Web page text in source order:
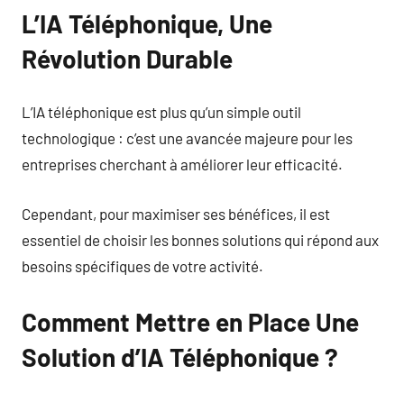
L’IA Téléphonique, Une
Révolution Durable
L’IA téléphonique est plus qu’un simple outil
technologique : c’est une avancée majeure pour les
entreprises cherchant à améliorer leur efficacité.
Cependant, pour maximiser ses bénéfices, il est
essentiel de choisir les bonnes solutions qui répond aux
besoins spécifiques de votre activité.
Comment Mettre en Place Une
Solution d’IA Téléphonique ?